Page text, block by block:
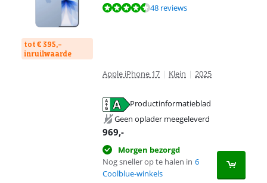
tot € 395,-
inruilwaarde
Beoordeling is 9,1 van de 10, gebaseerd op 48 reviews.
48 reviews
Apple iPhone 17 | Klein | 2025
Productinformatieblad
Geen oplader meegeleverd
969,-
Morgen bezorgd
Nog sneller op te halen in 6
Coolblue-winkels